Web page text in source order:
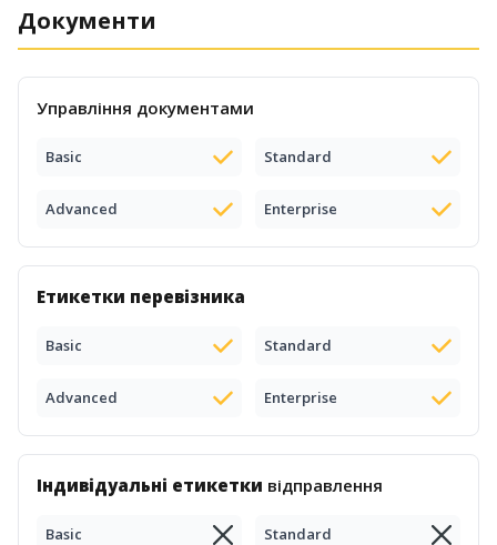
Документи
Управління документами
Basic Standard
Advanced Enterprise
Етикетки перевізника
Basic Standard
Advanced Enterprise
Індивідуальні етикетки відправлення
Basic Standard